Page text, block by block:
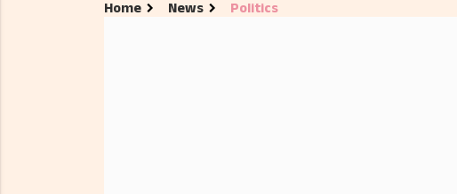
Home News Politics